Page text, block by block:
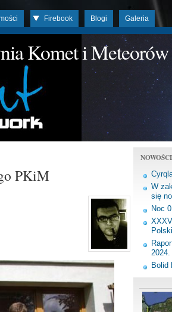
Firebook Blogi Galeria
Komet i Meteorów
PKiM
W
się
Noc
2024.
Bolid